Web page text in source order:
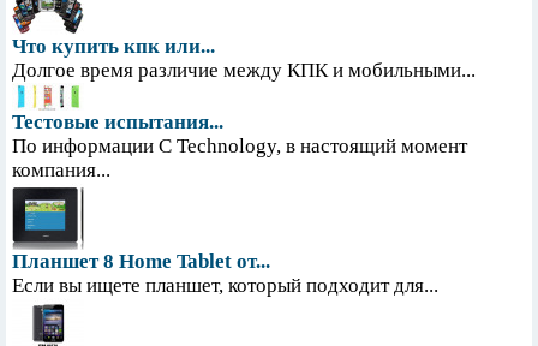
Что купить кпк или...
Долгое время различие между КПК и мобильными...
Тестовые испытания...
По информации С Technology, в настоящий момент
компания...
Планшет 8 Home Tablet от...
Если вы ищете планшет, который подходит для...